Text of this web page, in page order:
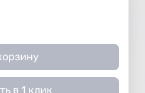
в 1 клик